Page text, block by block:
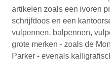
artikelen zoals een ivoren
schrijfdoos en een
vulpennen, balpennen,
grote merken - zoals de
Parker - evenals